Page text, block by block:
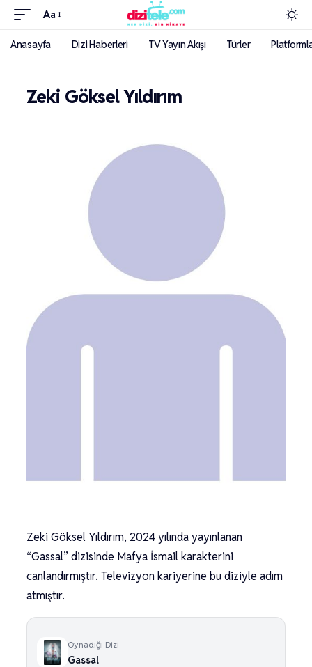
Aa
Anasayfa Dizi Haberleri TV Yayın Akışı Türler
Zeki Göksel Yıldırım
Zeki Göksel Yıldırım, 2024 yılında yayınlanan
“Gassal” dizisinde Mafya İsmail karakterini
canlandırmıştır. Televizyon kariyerine bu diziyle adım
atmıştır.
Oynadığı Dizi
Gassal